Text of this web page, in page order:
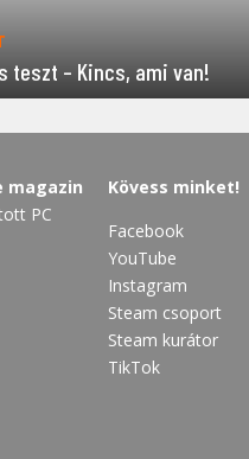
teszt – Kincs, ami van!
magazin
PC
Kövess minket!
Facebook
YouTube
Instagram
Steam csoport
Steam kurátor
TikTok